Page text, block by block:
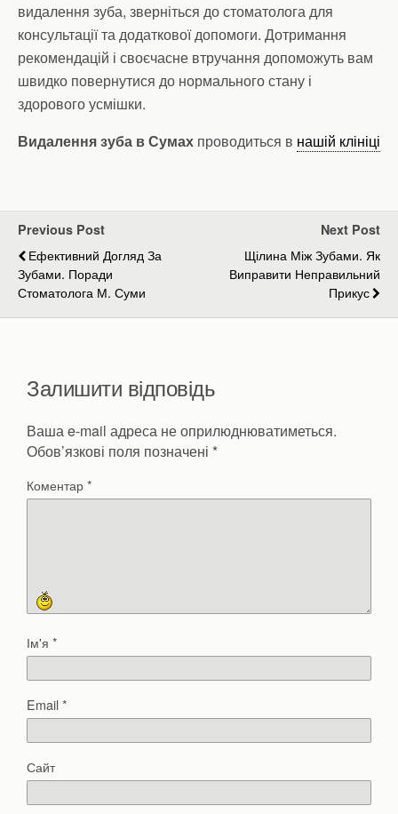
видалення зуба, зверніться до стоматолога для
консультації та додаткової допомоги. Дотримання
рекомендацій і своєчасне втручання допоможуть вам
швидко повернутися до нормального стану і
здорового усмішки.
Видалення зуба в Сумах проводиться в нашій клініці
Previous Post
Ефективний Догляд За
Зубами. Поради
Стоматолога М. Суми
Next Post
Щілина Між Зубами. Як
Виправити Неправильний
Прикус
Залишити відповідь
Ваша e-mail адреса не оприлюднюватиметься.
Обов’язкові поля позначені *
Коментар*
Ім'я *
Email*
Сайт